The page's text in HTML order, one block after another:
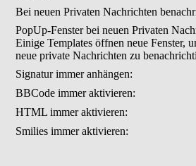
Bei neuen Privaten Nachrichten
PopUp-Fenster bei neuen Privaten
Einige Templates öffnen neue Fenster,
neue private Nachrichten zu
Signatur immer anhängen:
BBCode immer aktivieren:
HTML immer aktivieren:
Smilies immer aktivieren: